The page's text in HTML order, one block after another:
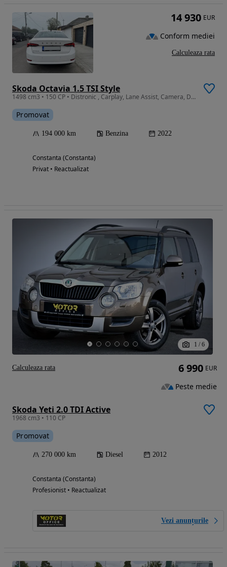
Skoda Octavia 1.5 TSI Style
1498 cm3 • 150 CP • Distronic , Carplay, Lane Assist, Camera, Display Mare, Unic Propiar
Promovat
194 000 km Benzina 2022
Constanta (Constanta)
Privat • Reactualizat
14 930 EUR
Conform mediei
Calculeaza rata
1 / 6
Skoda Yeti 2.0 TDI Active
1968 cm3 • 110 CP
Promovat
270 000 km Diesel 2012
Constanta (Constanta)
Profesionist • Reactualizat
Vezi anunțurile
6 990 EUR
Peste medie
Calculeaza rata